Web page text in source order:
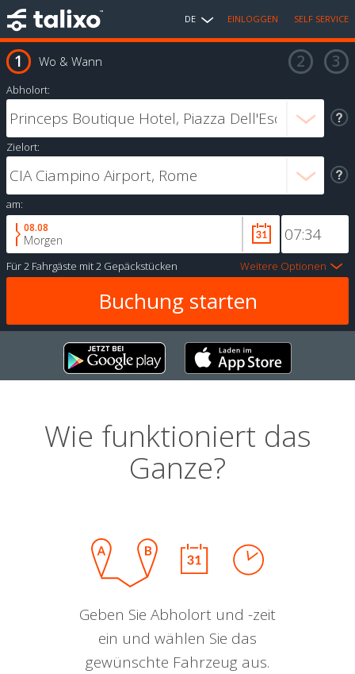
DE EINLOGGEN SELF SERVICE
Wo & Wann
Abholort:
Zielort:
am:
08.08
Morgen
Für2 Fahrgäste mit2 Gepäckstücken Weitere Optionen
Wie funktioniert das
Ganze?
Geben Sie Abholort und -zeit
ein und wählen Sie das
gewünschte Fahrzeug aus.